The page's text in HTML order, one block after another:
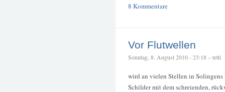
8 Kommentare
Vor Flutwellen
Sonntag, 8. August 2010 - 23:18 – tetti
wird an vielen Stellen in Solingens
Schilder mit dem schreienden,